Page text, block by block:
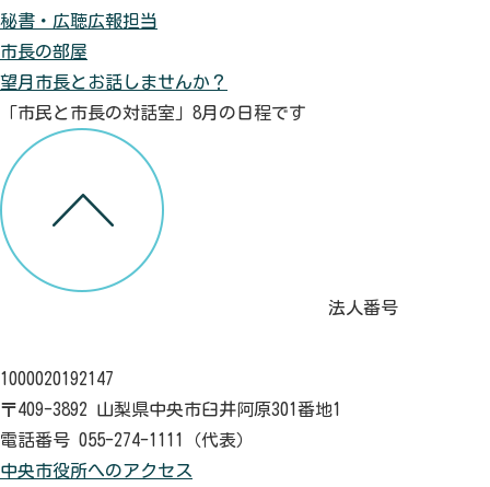
秘書・広聴広報担当
市長の部屋
望月市長とお話しませんか？
「市民と市長の対話室」8月の日程です
法人番号
1000020192147
〒409-3892 山梨県中央市臼井阿原301番地1
電話番号 055-274-1111（代表）
中央市役所へのアクセス